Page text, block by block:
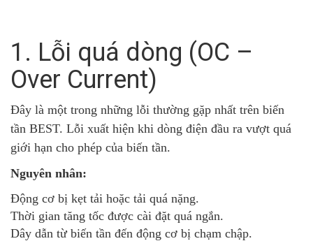
1. Lỗi quá dòng (OC –
Over Current)
Đây là một trong những lỗi thường gặp nhất trên biến
tần BEST. Lỗi xuất hiện khi dòng điện đầu ra vượt quá
giới hạn cho phép của biến tần.
Nguyên nhân:
Động cơ bị kẹt tải hoặc tải quá nặng.
Thời gian tăng tốc được cài đặt quá ngắn.
Dây dẫn từ biến tần đến động cơ bị chạm chập.